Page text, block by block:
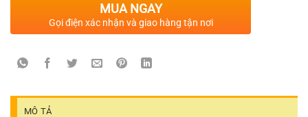
MUA NGAY
Gọi điện xác nhận và giao hàng tận nơi
MÔ TẢ